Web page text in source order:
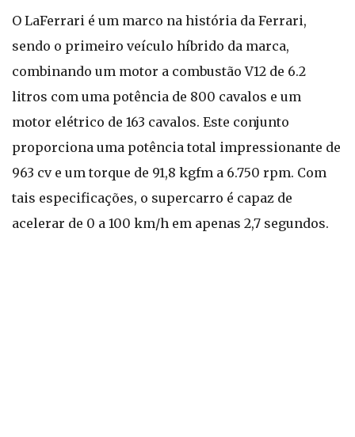
O LaFerrari é um marco na história da Ferrari,
sendo o primeiro veículo híbrido da marca,
combinando um motor a combustão V12 de 6.2
litros com uma potência de 800 cavalos e um
motor elétrico de 163 cavalos. Este conjunto
proporciona uma potência total impressionante de
963 cv e um torque de 91,8 kgfm a 6.750 rpm. Com
tais especificações, o supercarro é capaz de
acelerar de 0 a 100 km/h em apenas 2,7 segundos.